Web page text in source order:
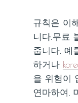
규칙은 이
니다.무료
줍니다, 예
하거나
을 위험이
연마하여,